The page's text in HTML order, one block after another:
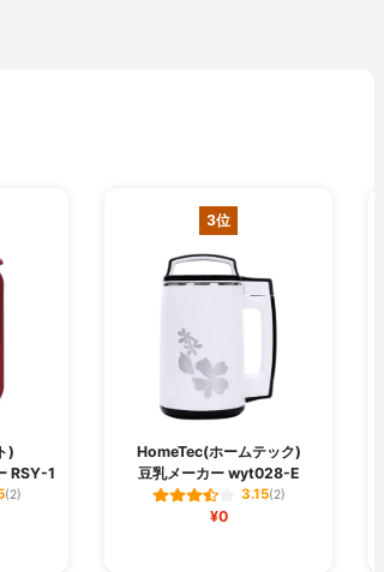
)
RSY-1
(2)
3位
HomeTec(ホームテック)
豆乳メーカー wyt028-E
3.15(2)
¥0